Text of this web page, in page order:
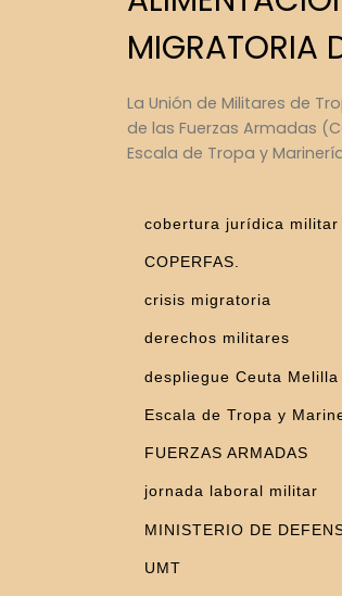
MIGRATORIA
La Unión de Militares de
de las Fuerzas Armadas
Escala de Tropa y
cobertura jurídica militar
COPERFAS.
crisis migratoria
derechos militares
despliegue Ceuta Melilla
Escala de Tropa y
FUERZAS ARMADAS
jornada laboral militar
MINISTERIO DE
UMT